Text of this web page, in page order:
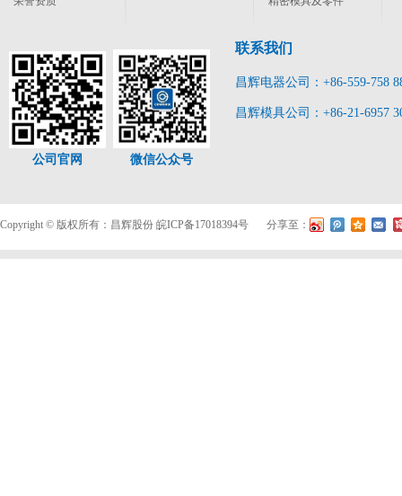
公司官网 微信公众号
联系我们
昌辉电器公司：+86-559-758
昌辉模具公司：+86-21-6957
Copyright © 版权所有：昌辉股份 皖ICP备17018394号 分享至：